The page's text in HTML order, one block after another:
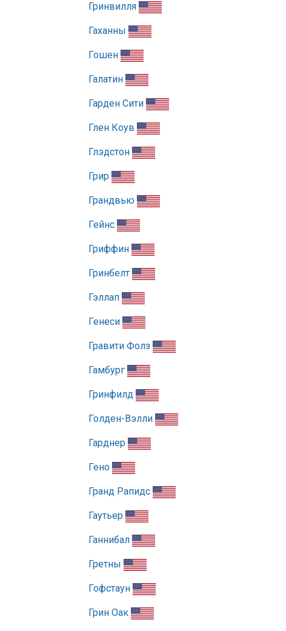
Гринвилля
Гаханны
Гошен
Галатин
Гарден Сити
Глен Коув
Глэдстон
Грир
Грандвью
Гейнс
Гриффин
Гринбелт
Гэллап
Генеси
Гравити Фолз
Гамбург
Гринфилд
Голден-Вэлли
Гарднер
Гено
Гранд Рапидс
Гаутьер
Ганнибал
Гретны
Гофстаун
Грин Оак